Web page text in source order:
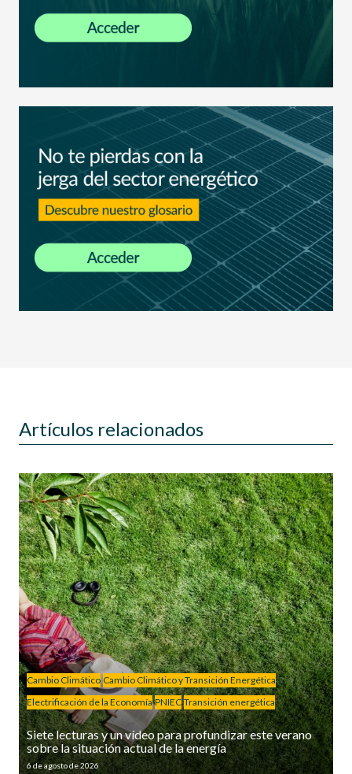
Artículos relacionados
Cambio Climático Cambio Climático y Transición Energética
Electrificación de la Economía PNIEC Transición energética
Siete lecturas y un vídeo para profundizar este verano
sobre la situación actual de la energía
6 de agosto de 2026